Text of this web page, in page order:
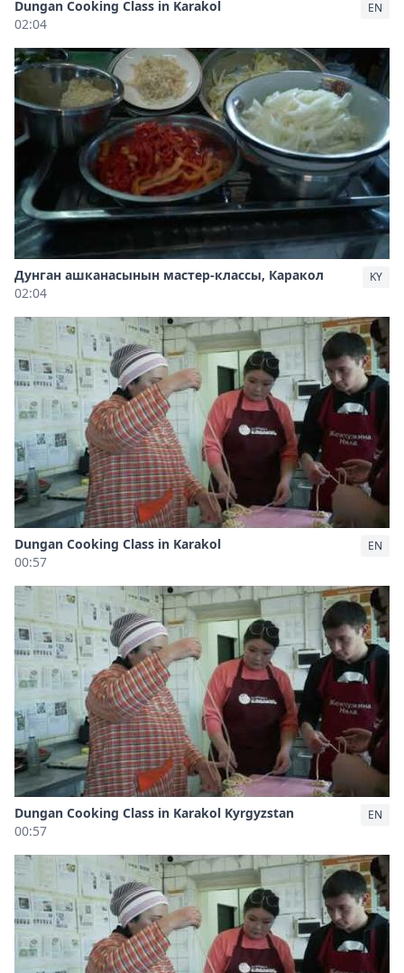
Dungan Cooking Class in Karakol
02:04
EN
Дунган ашканасынын мастер-классы, Каракол
02:04
KY
Dungan Cooking Class in Karakol
00:57
EN
Dungan Cooking Class in Karakol Kyrgyzstan
00:57
EN